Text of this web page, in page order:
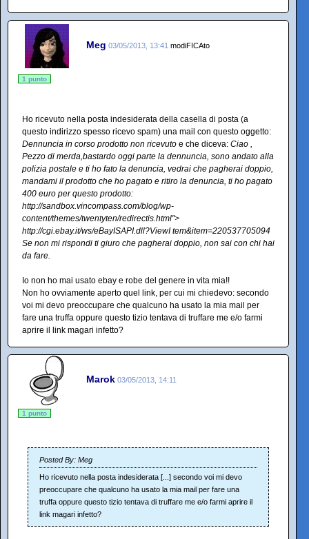
Meg 03/05/2013, 13:41 modiFICAto
1 punto
Ho ricevuto nella posta indesiderata della casella di posta (a
questo indirizzo spesso ricevo spam) una mail con questo oggetto:
Dennuncia in corso prodotto non ricevuto e che diceva: Ciao ,
Pezzo di merda,bastardo oggi parte la dennuncia, sono andato alla
polizia postale e ti ho fato la denuncia, vedrai che pagherai doppio,
mandami il prodotto che ho pagato e ritiro la denuncia, ti ho pagato
400 euro per questo prodotto:
http://sandbox.vincompass.com/blog/wp-
content/themes/twentyten/redirectis.html">
http://cgi.ebay.it/ws/eBayISAPI.dll?ViewI tem&item=220537705094
Se non mi rispondi ti giuro che pagherai doppio, non sai con chi hai
da fare.
Io non ho mai usato ebay e robe del genere in vita mia!!
Non ho ovviamente aperto quel link, per cui mi chiedevo: secondo
voi mi devo preoccupare che qualcuno ha usato la mia mail per
fare una truffa oppure questo tizio tentava di truffare me e/o farmi
aprire il link magari infetto?
Marok 03/05/2013, 14:11
1 punto
Posted By: Meg
Ho ricevuto nella posta indesiderata [...] secondo voi mi devo
preoccupare che qualcuno ha usato la mia mail per fare una
truffa oppure questo tizio tentava di truffare me e/o farmi aprire il
link magari infetto?